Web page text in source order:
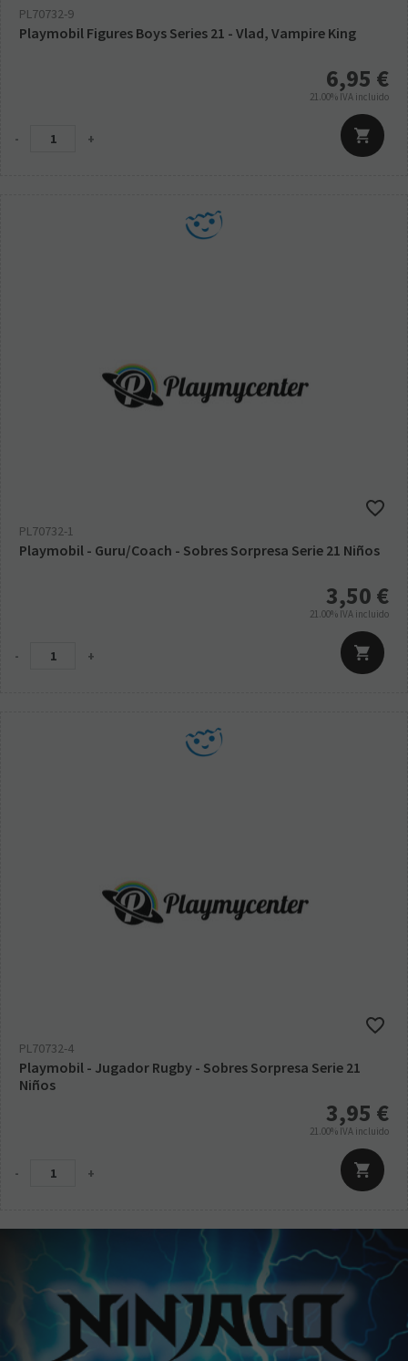
PL70732-9
Playmobil Figures Boys Series 21 - Vlad, Vampire King
6,95 €
21.00% IVA incluido
- +
PL70732-1
Playmobil - Guru/Coach - Sobres Sorpresa Serie 21 Niños
3,50 €
21.00% IVA incluido
- +
PL70732-4
Playmobil - Jugador Rugby - Sobres Sorpresa Serie 21
Niños
3,95 €
21.00% IVA incluido
- +